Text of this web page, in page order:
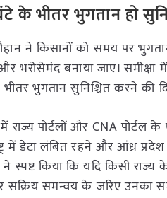
के भीतर भुगतान हो
ने किसानों को समय पर
भरोसेमंद बनाया जाए। समीक्षा
भुगतान सुनिश्चित करने की
पोर्टलों और CNA पोर्टल
में डेटा लंबित रहने और आंध्र
ने स्पष्ट किया कि यदि किसी
सक्रिय समन्वय के जरिए उनका